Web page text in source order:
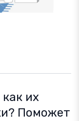
их
Поможет